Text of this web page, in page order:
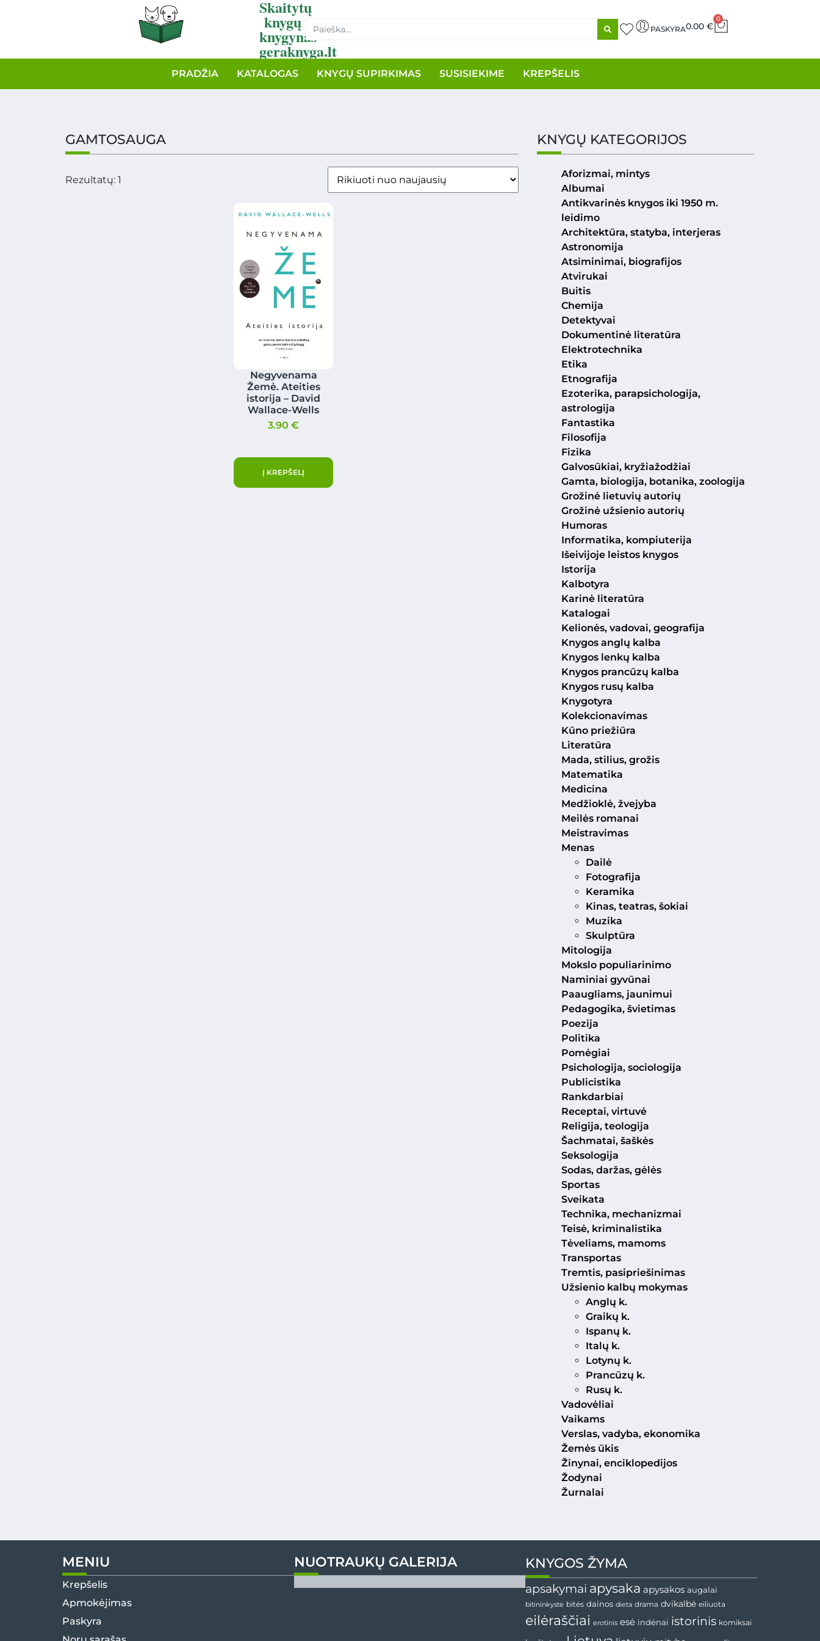
Skaitytų
knygų
knygynas
geraknyga.lt
PASKYRA0.00 €
0
PRADŽIA KATALOGAS KNYGŲ SUPIRKIMAS SUSISIEKIME KREPŠELIS
GAMTOSAUGA
Rezultatų: 1
Negyvenama
Žemė. Ateities
istorija – David
Wallace-Wells
3.90€
Į KREPŠELĮ
KNYGŲ KATEGORIJOS
Aforizmai, mintys
Albumai
Antikvarinės knygos iki 1950 m.
leidimo
Architektūra, statyba, interjeras
Astronomija
Atsiminimai, biografijos
Atvirukai
Buitis
Chemija
Detektyvai
Dokumentinė literatūra
Elektrotechnika
Etika
Etnografija
Ezoterika, parapsichologija,
astrologija
Fantastika
Filosofija
Fizika
Galvosūkiai, kryžiažodžiai
Gamta, biologija, botanika, zoologija
Grožinė lietuvių autorių
Grožinė užsienio autorių
Humoras
Informatika, kompiuterija
Išeivijoje leistos knygos
Istorija
Kalbotyra
Karinė literatūra
Katalogai
Kelionės, vadovai, geografija
Knygos anglų kalba
Knygos lenkų kalba
Knygos prancūzų kalba
Knygos rusų kalba
Knygotyra
Kolekcionavimas
Kūno priežiūra
Literatūra
Mada, stilius, grožis
Matematika
Medicina
Medžioklė, žvejyba
Meilės romanai
Meistravimas
Menas
Dailė
Fotografija
Keramika
Kinas, teatras, šokiai
Muzika
Skulptūra
Mitologija
Mokslo populiarinimo
Naminiai gyvūnai
Paaugliams, jaunimui
Pedagogika, švietimas
Poezija
Politika
Pomėgiai
Psichologija, sociologija
Publicistika
Rankdarbiai
Receptai, virtuvė
Religija, teologija
Šachmatai, šaškės
Seksologija
Sodas, daržas, gėlės
Sportas
Sveikata
Technika, mechanizmai
Teisė, kriminalistika
Tėveliams, mamoms
Transportas
Tremtis, pasipriešinimas
Užsienio kalbų mokymas
Anglų k.
Graikų k.
Ispanų k.
Italų k.
Lotynų k.
Prancūzų k.
Rusų k.
Vadovėliai
Vaikams
Verslas, vadyba, ekonomika
Žemės ūkis
Žinynai, enciklopedijos
Žodynai
Žurnalai
MENIU
Krepšelis
Apmokėjimas
Paskyra
NUOTRAUKŲ GALERIJA KNYGOS ŽYMA
apsakymai apysaka apysakos augalai
bitininkystė bitės dainos dieta drama dvikalbė eiliuota
eilėraščiai erotinis esė indėnai istorinis komiksai